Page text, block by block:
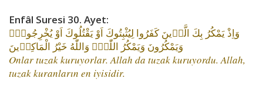
Enfâl Suresi 30. Ayet:
وَاِذْ يَمْكُرُ بِكَ الَّذ۪ينَ كَفَرُوا لِيُثْبِتُوكَ اَوْ يَقْتُلُوكَ اَوْ يُخْرِجُوكَۜ
وَيَمْكُرُونَ وَيَمْكُرُ اللّٰهُۜ وَاللّٰهُ خَيْرُ الْمَاكِر۪ينَ
Onlar tuzak kuruyorlar. Allah da tuzak kuruyordu. Allah,
tuzak kuranların en iyisidir.